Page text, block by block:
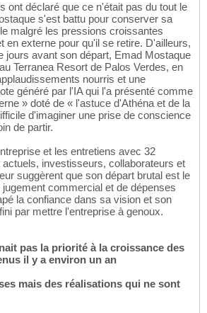
ont déclaré que ce n'était pas du tout le
s'est battu pour conserver sa
malgré les pressions croissantes
en externe pour qu'il se retire. D'ailleurs,
jours avant son départ, Emad Mostaque
Terranea Resort de Palos Verdes, en
nourris et une
généré par l'IA qui l'a présenté comme
» doté de « l'astuce d'Athéna et de la
d'imaginer une prise de conscience
de partir.
et les entretiens avec 32
investisseurs, collaborateurs et
suggèrent que son départ brutal est le
commercial et de dépenses
la confiance dans sa vision et son
par mettre l'entreprise à genoux.
pas la priorité à la croissance des
il y a environ un an
mais des réalisations qui ne sont